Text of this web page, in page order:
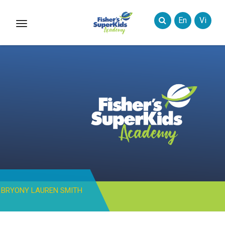
Toggle
En Vi
BRYONY LAUREN SMITH